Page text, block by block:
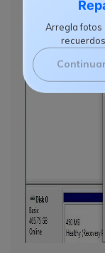
Arregla fotos
Continuar